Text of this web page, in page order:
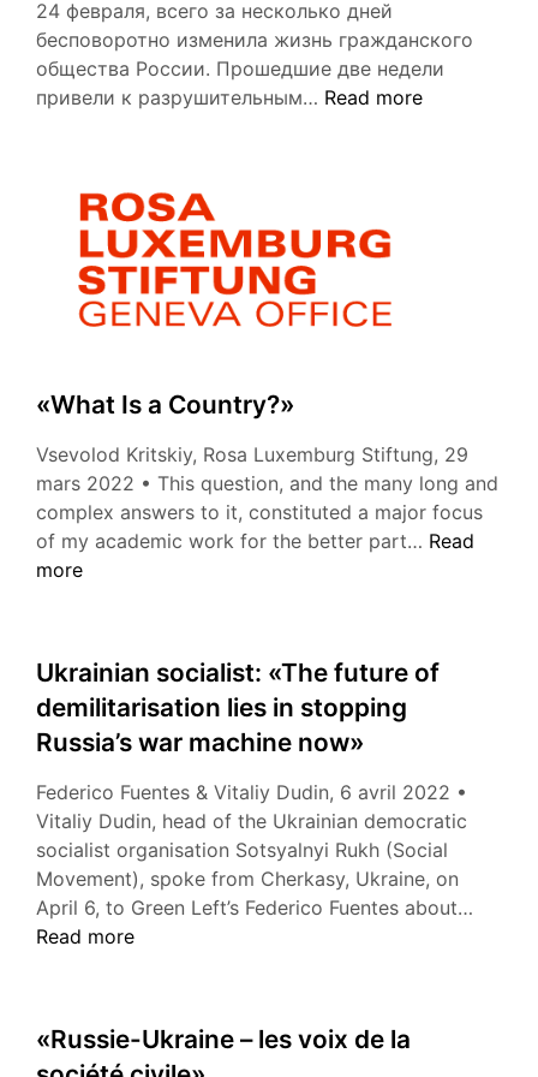
24 февраля, всего за несколько дней
бесповоротно изменила жизнь гражданского
общества России. Прошедшие две недели
привели к разрушительным… «Нет
борются
протестами»
Read more
«What Is a Country?»
Vsevolod Kritskiy, Rosa Luxemburg Stiftung, 29
mars 2022 • This question, and the many long and
complex answers to it, constituted a major focus
of my academic work for the better part… «What
Read
more
Ukrainian socialist: «The future of
demilitarisation lies in stopping
Russia’s war machine now»
Federico Fuentes & Vitaliy Dudin, 6 avril 2022 •
Vitaliy Dudin, head of the Ukrainian democratic
socialist organisation Sotsyalnyi Rukh (Social
Movement), spoke from Cherkasy, Ukraine, on
April 6, to Green Left’s Federico Fuentes about…
Read more
«Russie-Ukraine – les voix de la